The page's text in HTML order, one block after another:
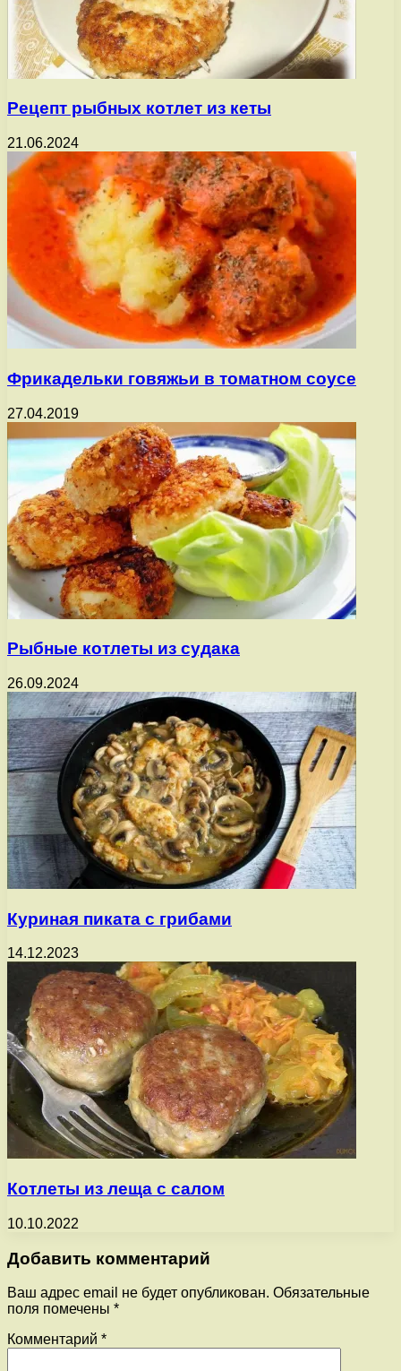
Рецепт рыбных котлет из кеты
21.06.2024
Фрикадельки говяжьи в томатном соусе
27.04.2019
Рыбные котлеты из судака
26.09.2024
Куриная пиката с грибами
14.12.2023
Котлеты из леща с салом
10.10.2022
Добавить комментарий
Ваш адрес email не будет опубликован. Обязательные
поля помечены *
Комментарий *